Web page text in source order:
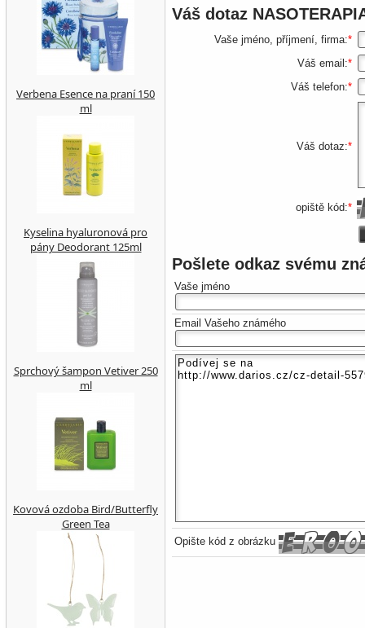
Váš dotaz
Vaše jméno, příjmení, firma:*
Váš email:*
Váš telefon:*
Váš dotaz:*
opiště kód:*
Pošlete odkaz svému
Vaše jméno
Email Vašeho známého
Opište kód z obrázku
Verbena Esence na praní 150
ml
Kyselina hyaluronová pro
pány Deodorant 125ml
Sprchový šampon Vetiver 250
ml
Kovová ozdoba Bird/Butterfly
Green Tea